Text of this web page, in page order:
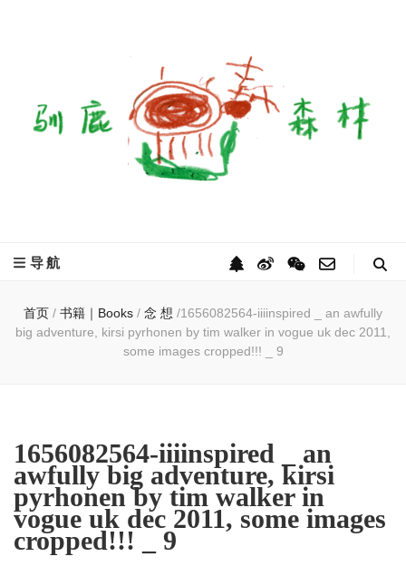
导航
首页 / 书籍｜Books / 念 想 /1656082564-iiiinspired _ an awfully
big adventure, kirsi pyrhonen by tim walker in vogue uk dec 2011,
some images cropped!!! _ 9
1656082564-iiiinspired _ an
awfully big adventure, kirsi
pyrhonen by tim walker in
vogue uk dec 2011, some images
cropped!!! _ 9